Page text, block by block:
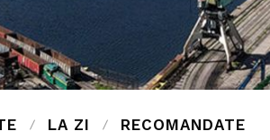
LA ZI RECOMANDATE